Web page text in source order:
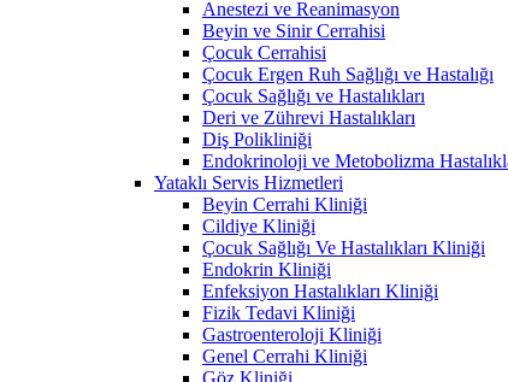
Anestezi ve Reanimasyon
Beyin ve Sinir Cerrahisi
Çocuk Cerrahisi
Çocuk Ergen Ruh Sağlığı ve Hastalığı
Çocuk Sağlığı ve Hastalıkları
Deri ve Zührevi Hastalıkları
Diş Polikliniği
Endokrinoloji ve Metobolizma
Yataklı Servis Hizmetleri
Beyin Cerrahi Kliniği
Cildiye Kliniği
Çocuk Sağlığı Ve Hastalıkları Kliniği
Endokrin Kliniği
Enfeksiyon Hastalıkları Kliniği
Fizik Tedavi Kliniği
Gastroenteroloji Kliniği
Genel Cerrahi Kliniği
Göz Kliniği